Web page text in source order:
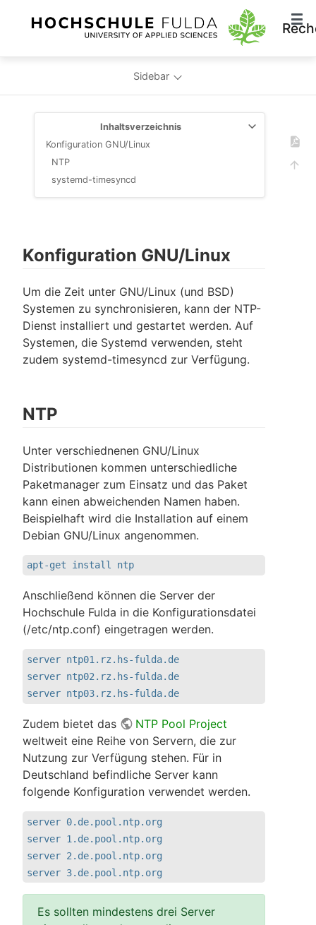
Sidebar
Inhaltsverzeichnis
Konfiguration GNU/Linux
NTP
systemd-timesyncd
Konfiguration GNU/Linux
Um die Zeit unter GNU/Linux (und BSD)
Systemen zu synchronisieren, kann der NTP-
Dienst installiert und gestartet werden. Auf
Systemen, die Systemd verwenden, steht
zudem systemd-timesyncd zur Verfügung.
NTP
Unter verschiednenen GNU/Linux
Distributionen kommen unterschiedliche
Paketmanager zum Einsatz und das Paket
kann einen abweichenden Namen haben.
Beispielhaft wird die Installation auf einem
Debian GNU/Linux angenommen.
apt-get install ntp
Anschließend können die Server der
Hochschule Fulda in die Konfigurationsdatei
(/etc/ntp.conf) eingetragen werden.
server ntp01.rz.hs-fulda.de
server ntp02.rz.hs-fulda.de
server ntp03.rz.hs-fulda.de
Zudem bietet das
NTP Pool Project
weltweit eine Reihe von Servern, die zur
Nutzung zur Verfügung stehen. Für in
Deutschland befindliche Server kann
folgende Konfiguration verwendet werden.
server 0.de.pool.ntp.org
server 1.de.pool.ntp.org
server 2.de.pool.ntp.org
server 3.de.pool.ntp.org
Es sollten mindestens drei Server